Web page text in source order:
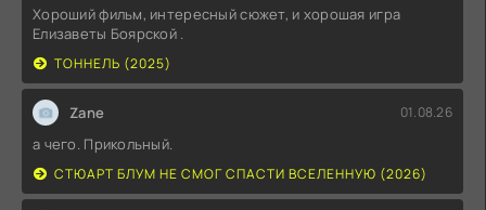
Хороший фильм, интересный сюжет, и хорошая игра
Елизаветы Боярской .
ТОННЕЛЬ (2025)
Zane 01.08.26
а чего. Прикольный.
СТЮАРТ БЛУМ НЕ СМОГ СПАСТИ ВСЕЛЕННУЮ (2026)